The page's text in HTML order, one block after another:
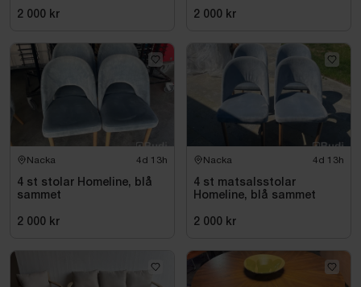
2 000 kr 2 000 kr
Nacka 4d 13h
4 st stolar Homeline, blå
sammet
2 000 kr
Nacka 4d 13h
4 st matsalsstolar
Homeline, blå sammet
2 000 kr